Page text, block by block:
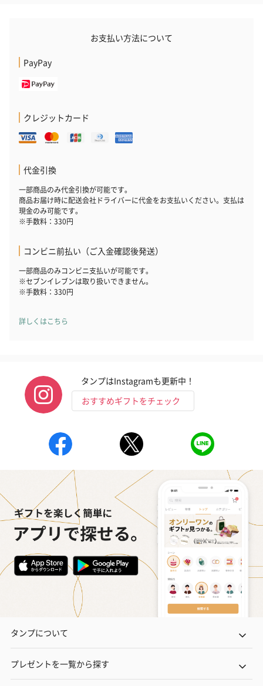
お支払い方法について
PayPay
クレジットカード
代金引換
一部商品のみ代金引換が可能です。
商品お届け時に配送会社ドライバーに代金をお支払いください。支払は
現金のみ可能です。
※手数料：330円
コンビニ前払い（ご入金確認後発送）
一部商品のみコンビニ支払いが可能です。
※セブンイレブンは取り扱いできません。
※手数料：330円
詳しくはこちら
タンプはInstagramも更新中！
おすすめギフトをチェック
タンプについて
プレゼントを一覧から探す